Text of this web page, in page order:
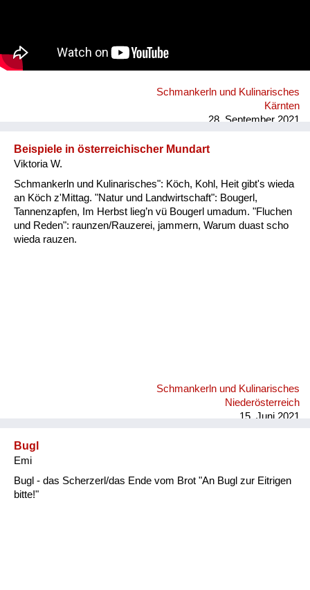
Schmankerln und Kulinarisches
Kärnten
28. September 2021
Beispiele in österreichischer Mundart
Viktoria W.
Schmankerln und Kulinarisches": Köch, Kohl, Heit gibt's wieda
an Köch z'Mittag. "Natur und Landwirtschaft": Bougerl,
Tannenzapfen, Im Herbst lieg’n vü Bougerl umadum. "Fluchen
und Reden": raunzen/Rauzerei, jammern, Warum duast scho
wieda rauzen.
Schmankerln und Kulinarisches
Niederösterreich
15. Juni 2021
Bugl
Emi
Bugl - das Scherzerl/das Ende vom Brot "An Bugl zur Eitrigen
bitte!"